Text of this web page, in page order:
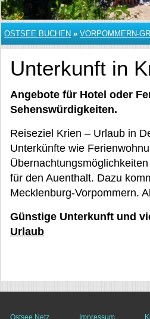
OSTSEE BUCHEN » VORPOMMERN-
Unterkunft in
Angebote für Hotel oder
Sehenswürdigkeiten.
Reiseziel Krien – Urlaub in
Unterkünfte wie
für den Auenthalt. Dazu
Mecklenburg-Vorpommern.
Günstige Unterkunft und
Urlaub
Ostsee Netz Impressum